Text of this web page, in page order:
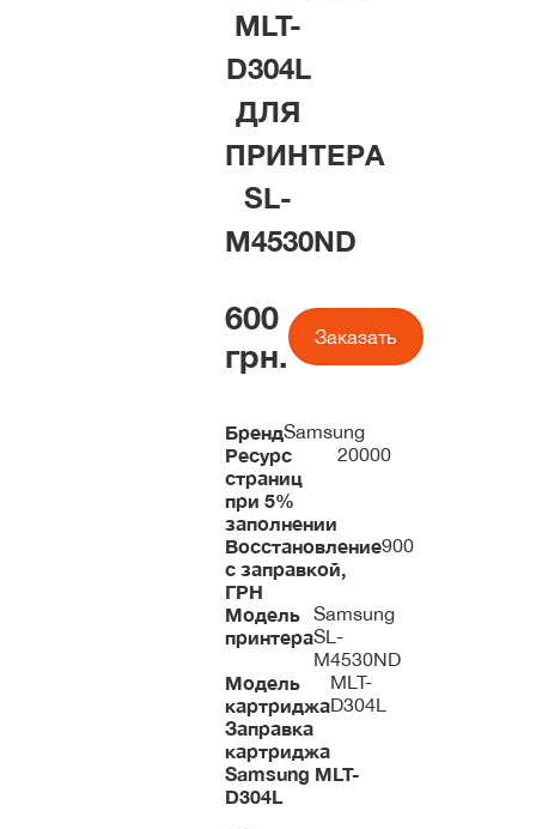
MLT-
D304L
ДЛЯ
ПРИНТЕРА
SL-
M4530ND
600
грн.
Заказать
БрендSamsung
Ресурс
страниц
при 5%
заполнении
20000
Восстановление
с заправкой,
ГРН
900
Модель
принтера
Samsung
SL-
M4530ND
Модель
картриджа
MLT-
D304L
Заправка
картриджа
Samsung MLT-
D304L